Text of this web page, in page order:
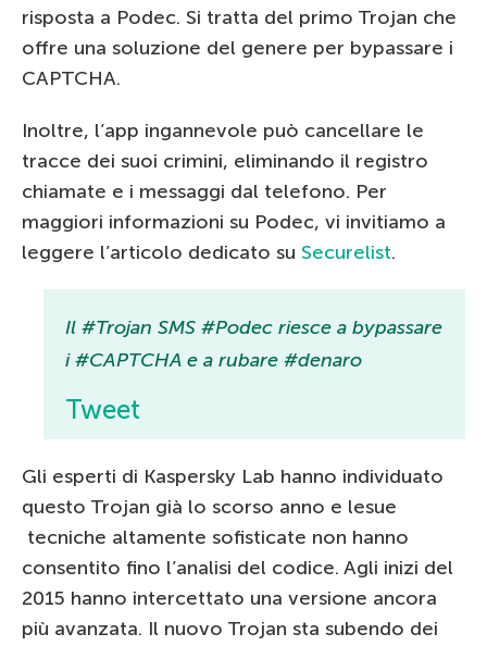
risposta a Podec. Si tratta del primo Trojan che
offre una soluzione del genere per bypassare i
CAPTCHA.
Inoltre, l’app ingannevole può cancellare le
tracce dei suoi crimini, eliminando il registro
chiamate e i messaggi dal telefono. Per
maggiori informazioni su Podec, vi invitiamo a
leggere l’articolo dedicato su Securelist.
Il #Trojan SMS #Podec riesce a bypassare
i #CAPTCHA e a rubare #denaro
Tweet
Gli esperti di Kaspersky Lab hanno individuato
questo Trojan già lo scorso anno e lesue
tecniche altamente sofisticate non hanno
consentito fino l’analisi del codice. Agli inizi del
2015 hanno intercettato una versione ancora
più avanzata. Il nuovo Trojan sta subendo dei